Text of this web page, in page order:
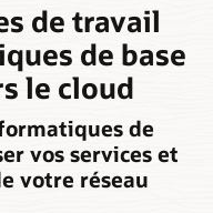
de travail
de base
le cloud
de
vos services et
votre réseau